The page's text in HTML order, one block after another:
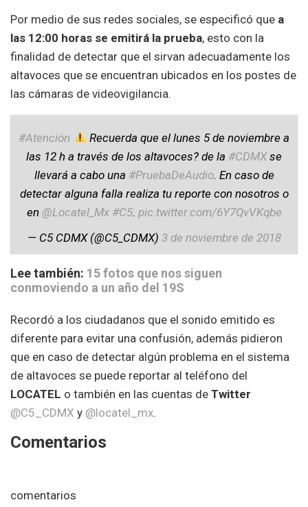
Por medio de sus redes sociales, se especificó que a
las 12:00 horas se emitirá la prueba, esto con la
finalidad de detectar que el sirvan adecuadamente los
altavoces que se encuentran ubicados en los postes de
las cámaras de videovigilancia.
#Atención
Recuerda que el lunes 5 de noviembre a
las 12 h a través de los altavoces? de la #CDMXse
llevará a cabo una #PruebaDeAudio. En caso de
detectar alguna falla realiza tu reporte con nosotros o
en @Locatel_Mx #C5. pic.twitter.com/6Y7QvVKqbe
— C5 CDMX (@C5_CDMX) 3 de noviembre de 2018
Lee también: 15 fotos que nos siguen
conmoviendo a un año del 19S
Recordó a los ciudadanos que el sonido emitido es
diferente para evitar una confusión, además pidieron
que en caso de detectar algún problema en el sistema
de altavoces se puede reportar al teléfono del
LOCATEL o también en las cuentas de Twitter
@C5_CDMX y @locatel_mx.
Comentarios
comentarios